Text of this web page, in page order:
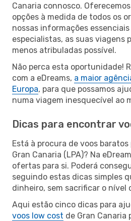
Canaria connosco.
opções à medida de todos os
nossas informações
especialistas, as suas viagens
menos atribuladas possível.
Não perca esta oportunidade!
com a eDreams, a maior
Europa, para que possamos
numa viagem inesquecível ao
Dicas para encontrar
Está à procura de voos
Gran Canaria (LPA)? Na
ofertas para si. Poderá
seguindo estas dicas simples
dinheiro, sem sacrificar o nível
Aqui estão cinco dicas para
voos low cost de Gran Canaria